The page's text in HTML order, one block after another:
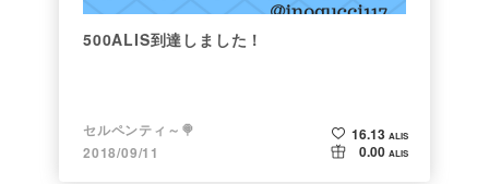
500ALIS到達しました！
セルペンティ～🍭
2018/09/11
16.13 ALIS
0.00 ALIS